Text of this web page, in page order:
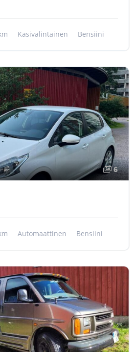
Käsivalintainen Bensiini
6
Automaattinen Bensiini